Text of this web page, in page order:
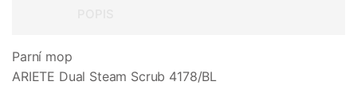
Parní mop
ARIETE Dual Steam Scrub 4178/BL